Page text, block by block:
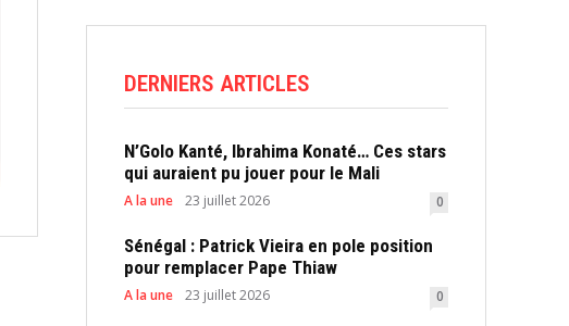
DERNIERS ARTICLES
N’Golo Kanté, Ibrahima Konaté… Ces stars
qui auraient pu jouer pour le Mali
A la une 23 juillet 2026 0
Sénégal : Patrick Vieira en pole position
pour remplacer Pape Thiaw
A la une 23 juillet 2026 0